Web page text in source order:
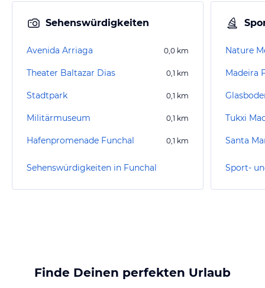
Sehenswürdigkeiten
Avenida Arriaga 0,0 km
Theater Baltazar Dias 0,1 km
Stadtpark 0,1 km
Militärmuseum 0,1 km
Hafenpromenade Funchal 0,1 km
Sehenswürdigkeiten in Funchal
Nature
Madeira
Tukxi
Santa
Finde Deinen perfekten Urlaub